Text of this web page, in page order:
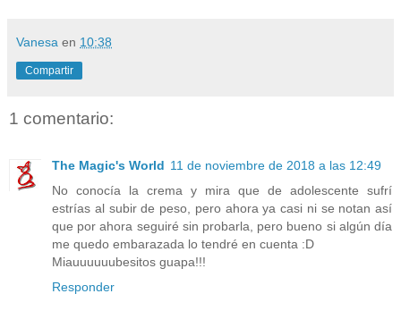
Vanesa en 10:38
Compartir
1 comentario:
The Magic's World 11 de noviembre de 2018 a las 12:49
No conocía la crema y mira que de adolescente sufrí
estrías al subir de peso, pero ahora ya casi ni se notan así
que por ahora seguiré sin probarla, pero bueno si algún día
me quedo embarazada lo tendré en cuenta :D
Miauuuuuubesitos guapa!!!
Responder